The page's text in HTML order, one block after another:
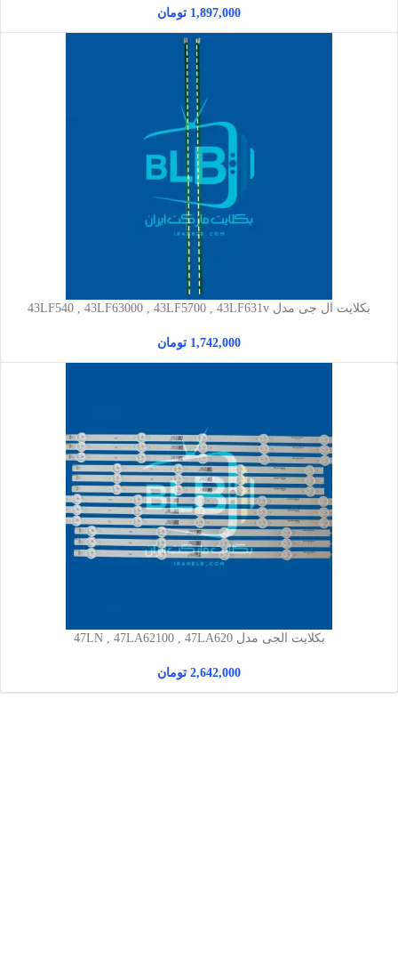
1,897,000 تومان
بکلایت ال جی مدل 43LF540 , 43LF63000 , 43LF5700 , 43LF631v
1,742,000 تومان
بکلایت الجی مدل 47LN , 47LA62100 , 47LA620
2,642,000 تومان